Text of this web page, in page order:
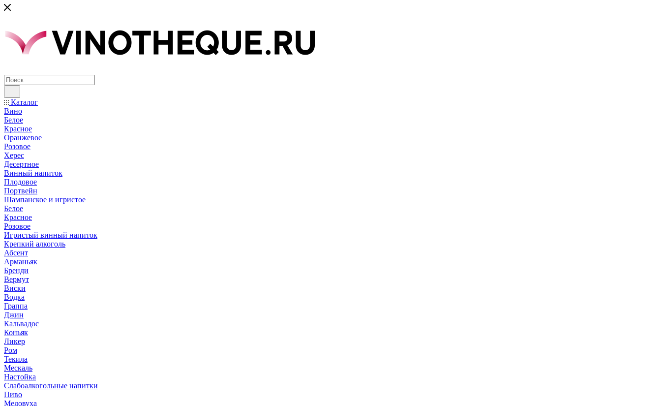
Каталог
Вино
Белое
Красное
Оранжевое
Розовое
Херес
Десертное
Винный напиток
Плодовое
Портвейн
Шампанское и игристое
Белое
Красное
Розовое
Игристый винный напиток
Крепкий алкоголь
Абсент
Арманьяк
Бренди
Вермут
Виски
Водка
Граппа
Джин
Кальвадос
Коньяк
Ликер
Ром
Текила
Мескаль
Настойка
Слабоалкогольные напитки
Пиво
Медовуха